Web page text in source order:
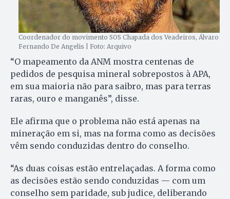
Coordenador do movimento SOS Chapada dos Veadeiros, Álvaro
Fernando De Angelis | Foto: Arquivo
“O mapeamento da ANM mostra centenas de
pedidos de pesquisa mineral sobrepostos à APA,
em sua maioria não para saibro, mas para terras
raras, ouro e manganês”, disse.
Ele afirma que o problema não está apenas na
mineração em si, mas na forma como as decisões
vêm sendo conduzidas dentro do conselho.
“As duas coisas estão entrelaçadas. A forma como
as decisões estão sendo conduzidas — com um
conselho sem paridade, sub judice, deliberando